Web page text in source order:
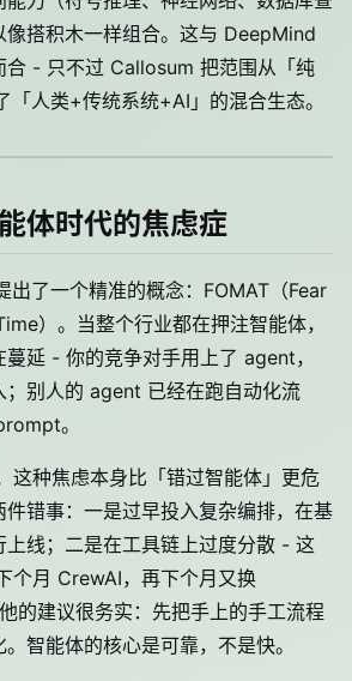
像搭积木一样组合。这与 DeepMind
合 - 只不过 Callosum 把范围从「纯
「人类+传统系统+AI」的混合生态。
体时代的焦虑症
出了一个精准的概念：FOMAT（Fear
）。当整个行业都在押注智能体，
延 - 你的竞争对手用上了 agent，
；别人的 agent 已经在跑自动化流
。
这种焦虑本身比「错过智能体」更危
件错事：一是过早投入复杂编排，在基
上线；二是在工具链上过度分散 - 这
个月 CrewAI，再下个月又换
的建议很务实：先把手上的手工流程
智能体的核心是可靠，不是快。